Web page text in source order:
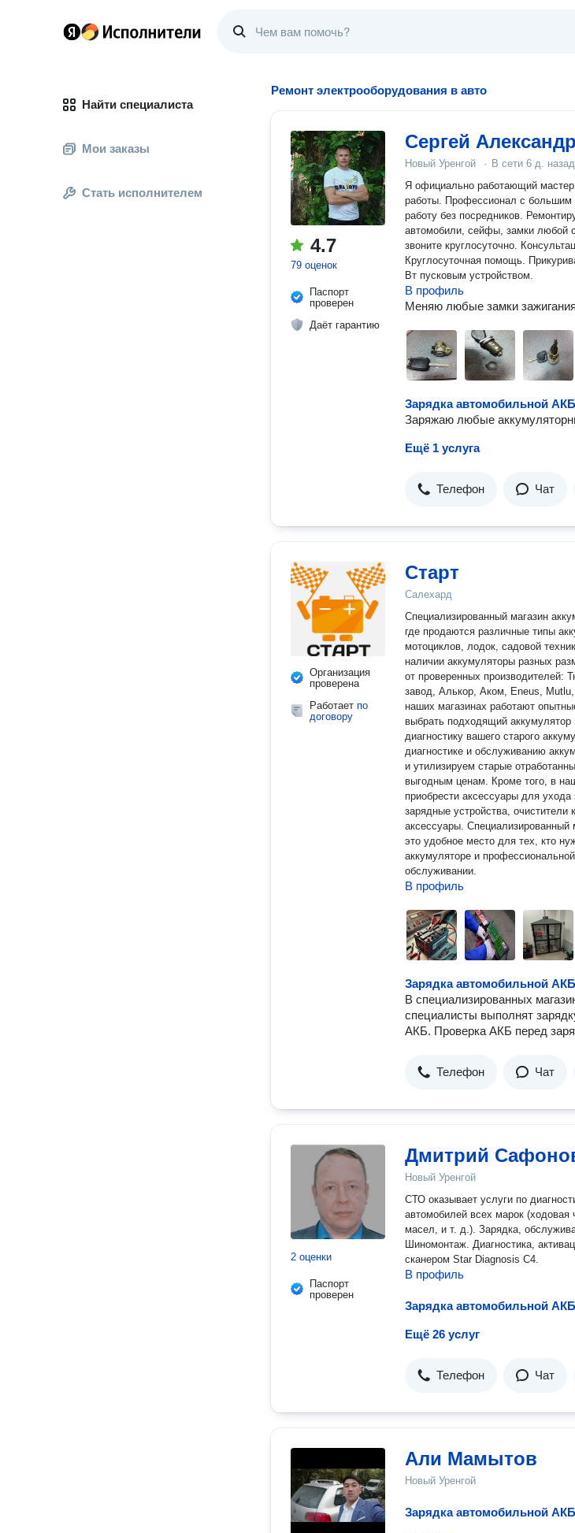
Найти специалиста
Мои заказы
Стать исполнителем
Ремонт электрооборудования в авто
4.7
79 оценок
Паспорт
проверен
Даёт гарантию
Сергей
Новый Уренгой · В сети 6 д. назад
Я официально работающий
работы. Профессионал с
работу без посредников.
автомобили, сейфы, замки любой
звоните круглосуточно.
Круглосуточная помощь.
Вт пусковым устройством.
В профиль
Меняю любые замки зажигания
Зарядка автомобильной АКБ
Заряжаю любые
Ещё 1 услуга
Телефон Чат
Организация
проверена
Работает по
договору
Старт
Салехард
Специализированный магазин
где продаются различные типы
мотоциклов, лодок, садовой
наличии аккумуляторы разных
от проверенных производителей:
завод, Алькор, Аком, Eneus, Mutlu,
наших магазинах работают
выбрать подходящий
диагностику вашего старого аккумулятора.
диагностике и обслуживанию
и утилизируем старые
выгодным ценам. Кроме того, в наших магазинах всегда можно
приобрести аксессуары для ухода
зарядные устройства, очистители
аксессуары. Специализированный магазин аккумуляторов "Старт" -
это удобное место для тех, кто
аккумуляторе и
обслуживании.
В профиль
Зарядка автомобильной АКБ
В специализированных
специалисты выполнят
АКБ. Проверка АКБ перед
Телефон Чат
2 оценки
Паспорт
проверен
Дмитрий
Новый Уренгой
СТО оказывает услуги по
автомобилей всех марок (ходовая
масел, и т. д.). Зарядка,
Шиномонтаж. Диагностика,
сканером Star Diagnosis C4.
В профиль
Зарядка автомобильной АКБ
Ещё 26 услуг
Телефон Чат
Али Мамытов
Новый Уренгой
Зарядка автомобильной АКБ